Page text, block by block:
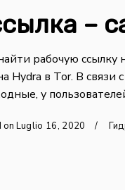
–
рабочую
Hydra в Tor. В
у
on Luglio 16, 2020